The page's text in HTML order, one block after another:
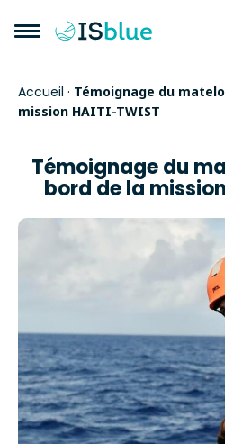
Accueil · Témoignage du
mission HAITI-TWIST
Témoignage du
bord de la